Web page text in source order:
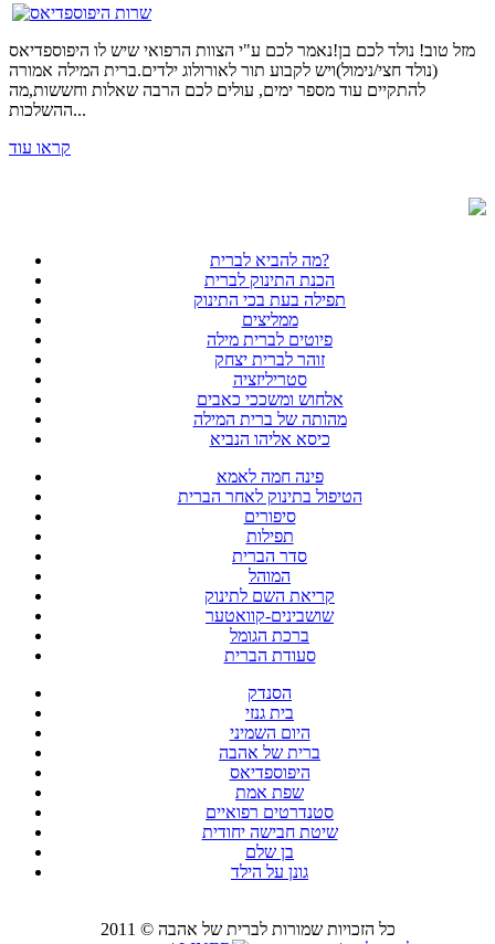
מזל טוב! נולד לכם בן!נאמר לכם ע"י הצוות הרפואי שיש לו היפוספדיאס
(נולד חצי/נימול)ויש לקבוע תור לאורולוג ילדים.ברית המילה אמורה
להתקיים עוד מספר ימים, עולים לכם הרבה שאלות וחששות,מה
ההשלכות...
קראו עוד
מה להביא לברית?
הכנת התינוק לברית
תפילה בעת בכי התינוק
ממליצים
פיוטים לברית מילה
זוהר לברית יצחק
סטריליזציה
אלחוש ומשככי כאבים
מהותה של ברית המילה
כיסא אליהו הנביא
פינה חמה לאמא
הטיפול בתינוק לאחר הברית
סיפורים
תפילות
סדר הברית
המוהל
קריאת השם לתינוק
שושבינים-קוואטער
ברכת הגומל
סעודת הברית
הסנדק
בית גנזי
היום השמיני
ברית של אהבה
היפוספדיאס
שפת אמת
סטנדרטים רפואיים
שיטת חבישה יחודית
בן שלם
גונן על הילד
כל הזכויות שמורות לברית של אהבה © 2011